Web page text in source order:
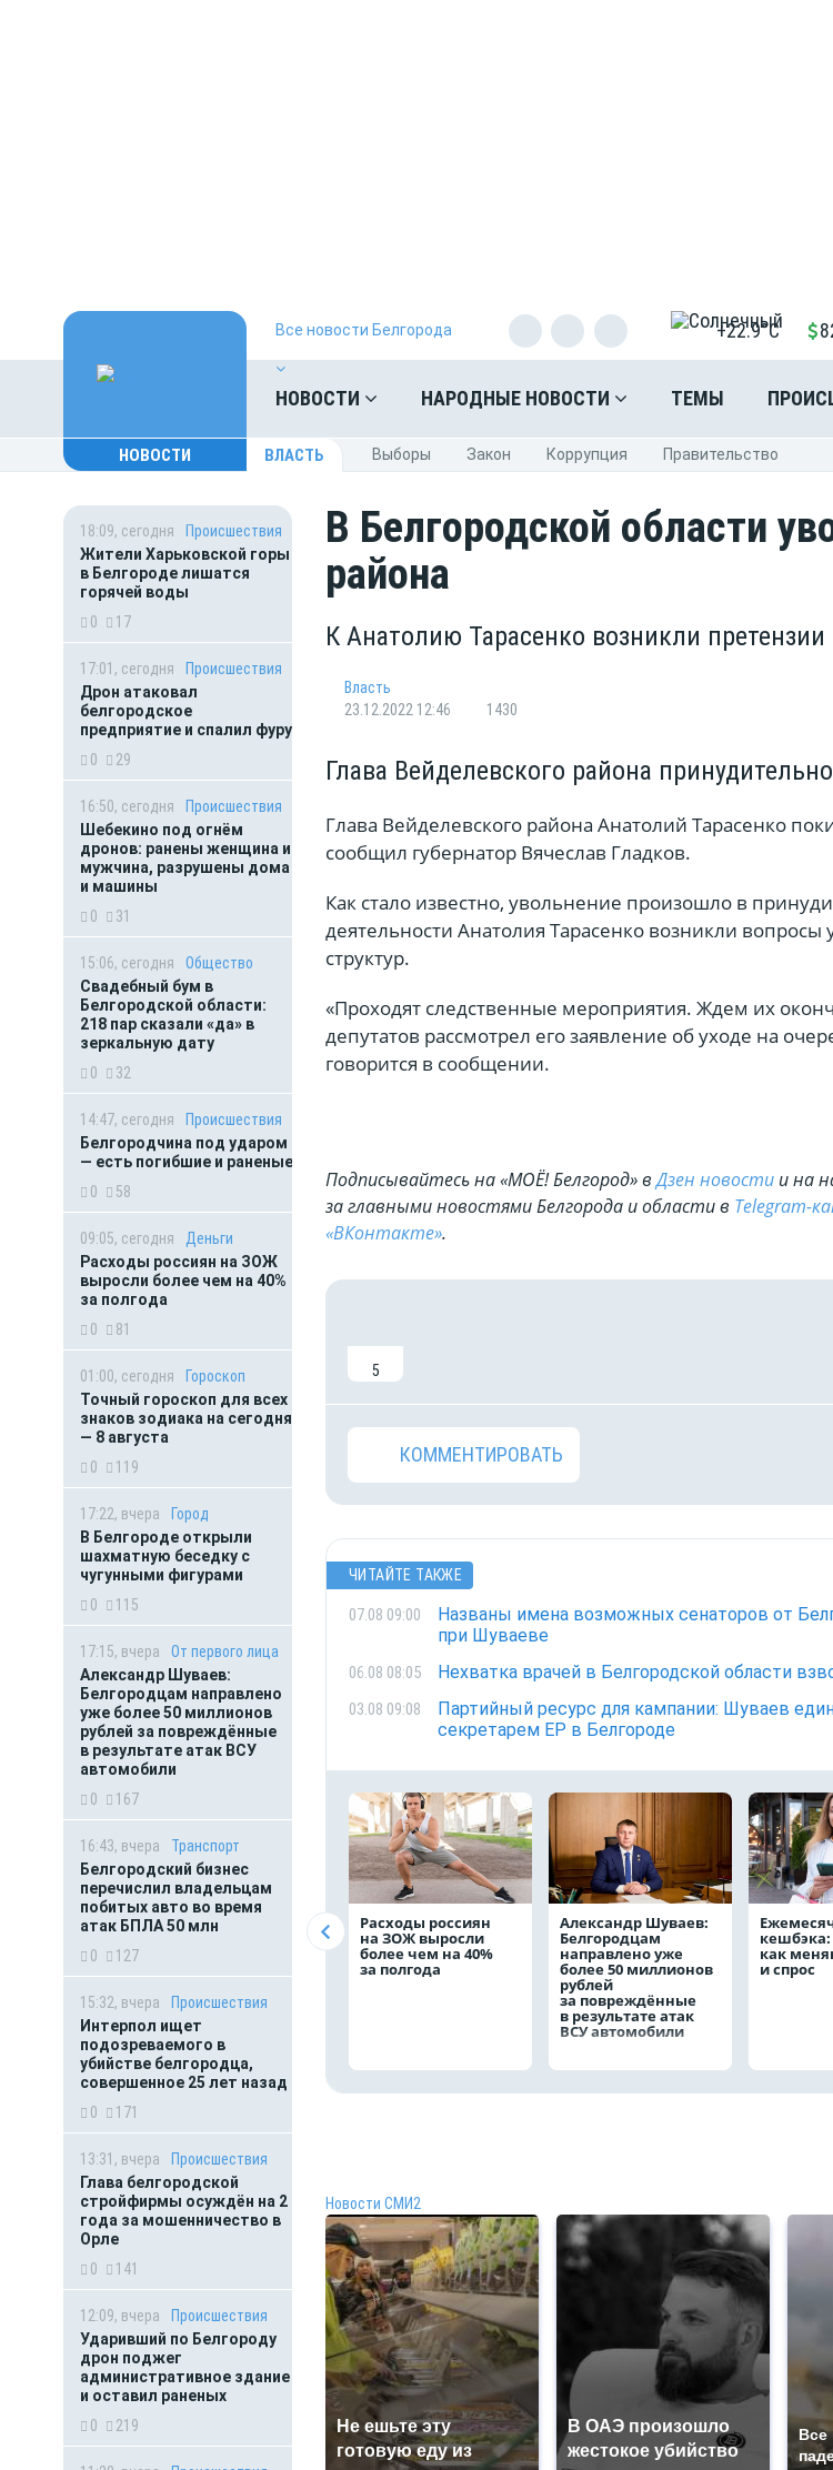
Все новости Белгорода +22.9°C
НОВОСТИ НАРОДНЫЕ НОВОСТИ ТЕМЫ
НОВОСТИ ВЛАСТЬ Выборы Закон Коррупция Правительство
18:09, сегодня
Происшествия
Жители Харьковской горы
в Белгороде лишатся
горячей воды
0
17
17:01, сегодня
Происшествия
Дрон атаковал
белгородское
предприятие и спалил фуру
0
29
16:50, сегодня
Происшествия
Шебекино под огнём
дронов: ранены женщина и
мужчина, разрушены дома
и машины
0
31
15:06, сегодня
Общество
Свадебный бум в
Белгородской области:
218 пар сказали «да» в
зеркальную дату
0
32
14:47, сегодня
Происшествия
Белгородчина под ударом
— есть погибшие и раненые
0
58
09:05, сегодня
Деньги
Расходы россиян на ЗОЖ
выросли более чем на 40%
за полгода
0
81
01:00, сегодня
Гороскоп
Точный гороскоп для всех
знаков зодиака на сегодня
— 8 августа
0
119
17:22, вчера
Город
В Белгороде открыли
шахматную беседку с
чугунными фигурами
0
115
17:15, вчера
От первого лица
Александр Шуваев:
Белгородцам направлено
уже более 50 миллионов
рублей за повреждённые
в результате атак ВСУ
автомобили
0
167
16:43, вчера
Транспорт
Белгородский бизнес
перечислил владельцам
побитых авто во время
атак БПЛА 50 млн
0
127
15:32, вчера
Происшествия
Интерпол ищет
подозреваемого в
убийстве белгородца,
совершенное 25 лет назад
0
171
13:31, вчера
Происшествия
Глава белгородской
стройфирмы осуждён на 2
года за мошенничество в
Орле
0
141
12:09, вчера
Происшествия
Ударивший по Белгороду
дрон поджег
административное здание
и оставил раненых
0
219
В Белгородской области
района
К Анатолию Тарасенко возникли претензии
Власть
23.12.2022 12:46
1430
Глава Вейделевского района
Глава Вейделевского района Анатолий Тарасенко
сообщил губернатор Вячеслав Гладков.
Как стало известно, увольнение произошло в
деятельности Анатолия Тарасенко возникли вопросы
структур.
«Проходят следственные мероприятия. Ждем их
депутатов рассмотрел его заявление об уходе на
говорится в сообщении.
Подписывайтесь на «МОЁ! Белгород» вДзен новости и на
за главными новостями Белгорода и области в Telegram-
«ВКонтакте».
5
КОММЕНТИРОВАТЬ
ЧИТАЙТЕ ТАКЖЕ
07.08 09:00
Названы имена возможных сенаторов от
при Шуваеве
06.08 08:05 Нехватка врачей в Белгородской области
03.08 09:08
Партийный ресурс для кампании: Шуваев
секретарем ЕР в Белгороде
Расходы россиян
на ЗОЖ выросли
более чем на 40%
за полгода
Александр Шуваев:
Белгородцам
направлено уже
более 50 миллионов
рублей
за повреждённые
в результате атак
ВСУ автомобили
кешбэка:
как
и спрос
Новости СМИ2
Не ешьте эту
готовую еду из
В ОАЭ произошло
жестокое убийство
Все